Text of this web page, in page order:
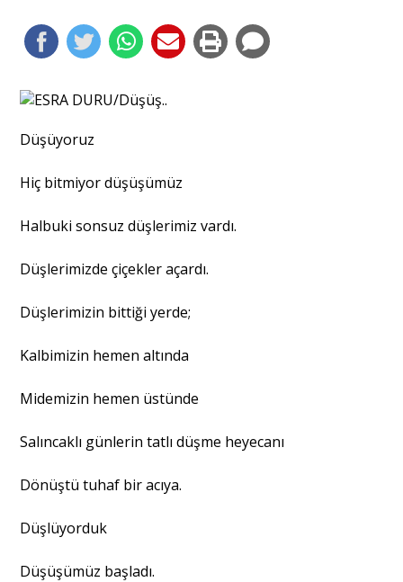
Yazı Dizisi
Yazarlar
Dosya Haber
Ankara Analiz
Sağlık
Düşüyoruz
Hiç bitmiyor düşüşümüz
Halbuki sonsuz düşlerimiz vardı.
Düşlerimizde çiçekler açardı.
Düşlerimizin bittiği yerde;
Kalbimizin hemen altında
Midemizin hemen üstünde
Salıncaklı günlerin tatlı düşme heyecanı
Dönüştü tuhaf bir acıya.
Düşlüyorduk
Düşüşümüz başladı.